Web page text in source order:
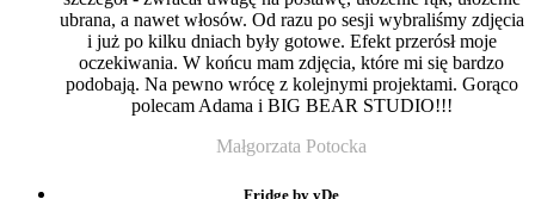
ubrana, a nawet włosów. Od razu po sesji wybraliśmy zdjęcia
i już po kilku dniach były gotowe. Efekt przerósł moje
oczekiwania. W końcu mam zdjęcia, które mi się bardzo
podobają. Na pewno wrócę z kolejnymi projektami. Gorąco
polecam Adama i BIG BEAR STUDIO!!!
Małgorzata Potocka
Fridge by yDe